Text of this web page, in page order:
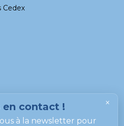
Cedex
de 13h à 18h
×
en contact !
à la newsletter pour